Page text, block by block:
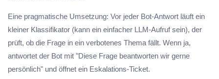
Eine pragmatische Umsetzung: Vor jeder Bot-Antwort läuft ein
kleiner Klassifikator (kann ein einfacher LLM-Aufruf sein), der
prüft, ob die Frage in ein verbotenes Thema fällt. Wenn ja,
antwortet der Bot mit "Diese Frage beantworten wir gerne
persönlich" und öffnet ein Eskalations-Ticket.